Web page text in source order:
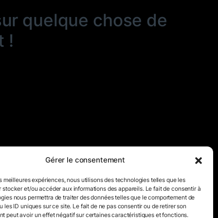
Gérer le consentement
meilleures expériences, nous utilisons des technologies telles que les
stocker et/ou accéder aux informations des appareils. Le fait de consentir à
nous permettra de traiter des données telles que le comportement de
les ID uniques sur ce site. Le fait de ne pas consentir ou de retirer son
peut avoir un effet négatif sur certaines caractéristiques et fonctions.
quelque chose de
!